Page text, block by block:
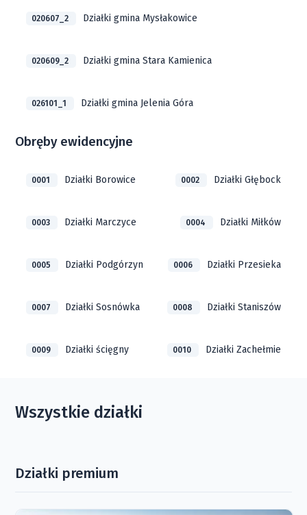
020607_2 Działki gmina Mysłakowice
020609_2 Działki gmina Stara Kamienica
026101_1 Działki gmina Jelenia Góra
Obręby ewidencyjne
0001 Działki Borowice 0002 Działki Głębock
0003 Działki Marczyce 0004 Działki Miłków
0005 Działki Podgórzyn 0006 Działki Przesieka
0007 Działki Sosnówka 0008 Działki Staniszów
0009 Działki ścięgny 0010 Działki Zachełmie
Wszystkie działki
Działki premium